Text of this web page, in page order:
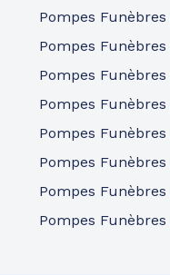
Pompes Funèbres
Pompes Funèbres
Pompes Funèbres
Pompes Funèbres
Pompes Funèbres
Pompes Funèbres
Pompes Funèbres
Pompes Funèbres